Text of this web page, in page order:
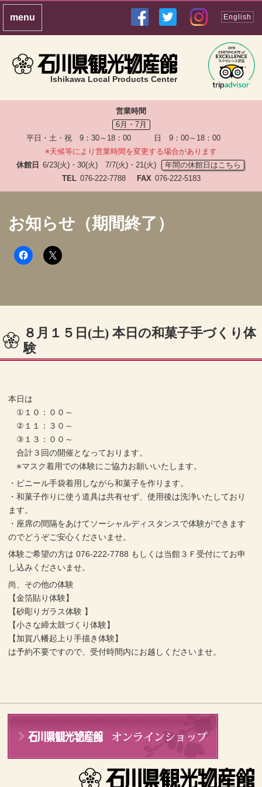
Ishikawa Local Products Center
English
営業時間
6月・7月
平日・土・祝 9：30～18：00 日 9：00～18：00
※天候等により営業時間を変更する場合があります
休館日 6/23(火)・30(火) 7/7(火)・21(火)
年間の休館日はこちら
TEL 076-222-7788 FAX 076-222-5183
お知らせ（期間終了）
８月１５日(土) 本日の和菓子手づくり体
験
本日は
①１０：００～
②１１：３０～
③１３：００～
合計３回の開催となっております。
※マスク着用での体験にご協力お願いいたします。
・ビニール手袋着用しながら和菓子を作ります。
・和菓子作りに使う道具は共有せず、使用後は洗浄いたしており
ます。
・座席の間隔をあけてソーシャルディスタンスで体験ができます
のでどうぞご安心くださいませ。
体験ご希望の方は 076-222-7788 もしくは当館３Ｆ受付にてお申
し込みくださいませ。
尚、その他の体験
【金箔貼り体験】
【砂彫りガラス体験 】
【小さな締太鼓づくり体験】
【加賀八幡起上り手描き体験】
は予約不要ですので、受付時間内にお越しくださいませ。